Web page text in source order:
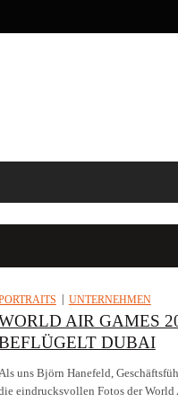
UNTERNEHMEN
AIR GAMES
DUBAI
uns Björn Hanefeld,
eindrucksvollen Fotos der World